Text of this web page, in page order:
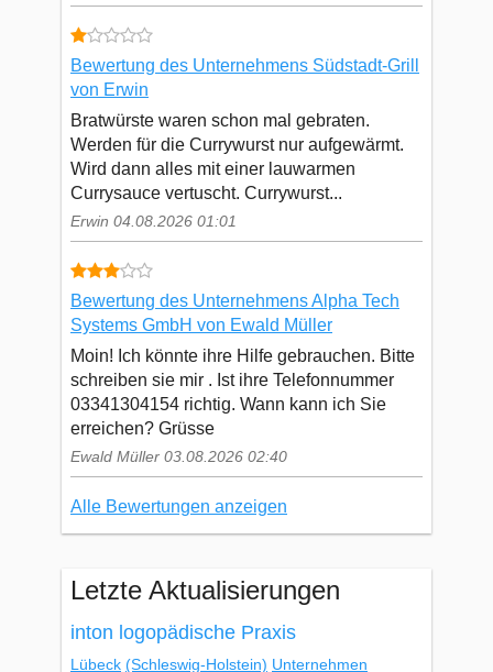
Bewertung des Unternehmens Südstadt-Grill
von Erwin
Bratwürste waren schon mal gebraten.
Werden für die Currywurst nur aufgewärmt.
Wird dann alles mit einer lauwarmen
Currysauce vertuscht. Currywurst...
Erwin 04.08.2026 01:01
Bewertung des Unternehmens Alpha Tech
Systems GmbH von Ewald Müller
Moin! Ich könnte ihre Hilfe gebrauchen. Bitte
schreiben sie mir . Ist ihre Telefonnummer
03341304154 richtig. Wann kann ich Sie
erreichen? Grüsse
Ewald Müller 03.08.2026 02:40
Alle Bewertungen anzeigen
Letzte Aktualisierungen
inton logopädische Praxis
Lübeck (Schleswig-Holstein) Unternehmen